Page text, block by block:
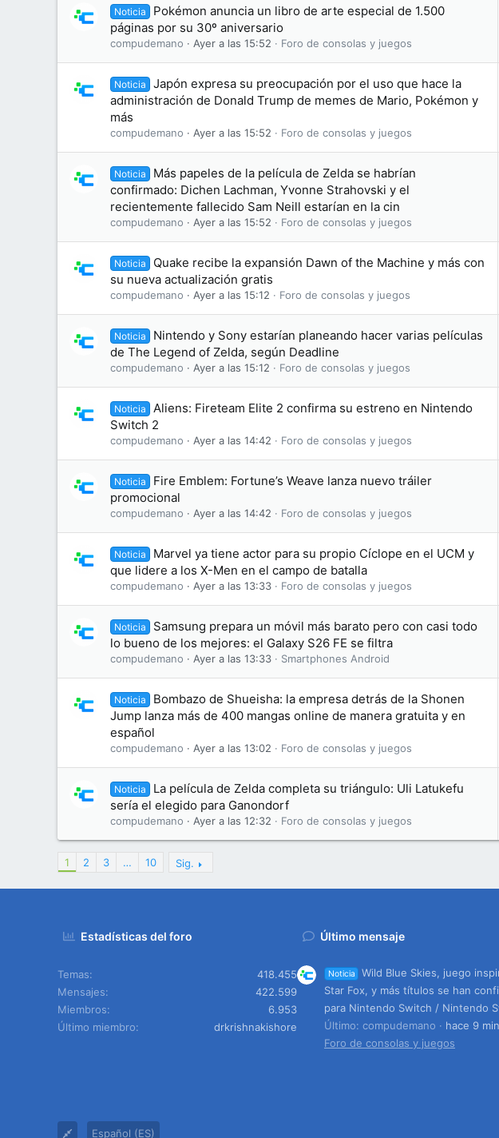
Noticia
Pokémon anuncia un libro de arte especial de 1.500
páginas por su 30º aniversario
compudemano Ayer a las 15:52 Foro de consolas y juegos
Noticia
Japón expresa su preocupación por el uso que hace la
administración de Donald Trump de memes de Mario, Pokémon y
más
compudemano Ayer a las 15:52 Foro de consolas y juegos
Noticia
Más papeles de la película de Zelda se habrían
confirmado: Dichen Lachman, Yvonne Strahovski y el
recientemente fallecido Sam Neill estarían en la cin
compudemano Ayer a las 15:52 Foro de consolas y juegos
Noticia
Quake recibe la expansión Dawn of the Machine y más con
su nueva actualización gratis
compudemano Ayer a las 15:12 Foro de consolas y juegos
Noticia
Nintendo y Sony estarían planeando hacer varias películas
de The Legend of Zelda, según Deadline
compudemano Ayer a las 15:12 Foro de consolas y juegos
Noticia
Aliens: Fireteam Elite 2 confirma su estreno en Nintendo
Switch 2
compudemano Ayer a las 14:42 Foro de consolas y juegos
Noticia
Fire Emblem: Fortune’s Weave lanza nuevo tráiler
promocional
compudemano Ayer a las 14:42 Foro de consolas y juegos
Noticia
Marvel ya tiene actor para su propio Cíclope en el UCM y
que lidere a los X-Men en el campo de batalla
compudemano Ayer a las 13:33 Foro de consolas y juegos
Noticia
Samsung prepara un móvil más barato pero con casi todo
lo bueno de los mejores: el Galaxy S26 FE se filtra
compudemano Ayer a las 13:33 Smartphones Android
Noticia
Bombazo de Shueisha: la empresa detrás de la Shonen
Jump lanza más de 400 mangas online de manera gratuita y en
español
compudemano Ayer a las 13:02 Foro de consolas y juegos
Noticia
La película de Zelda completa su triángulo: Uli Latukefu
sería el elegido para Ganondorf
compudemano Ayer a las 12:32 Foro de consolas y juegos
1 2 3 … 10 Sig.
Estadísticas del foro
Temas
418.455
Mensajes
422.599
Miembros
6.953
Último miembro
drkrishnakishore
Último mensaje
Noticia
Wild Blue Skies, juego
Star Fox, y más títulos se han
para Nintendo Switch / Nintendo
Último: compudemano
hace 9
Foro de consolas y juegos
Español (ES)